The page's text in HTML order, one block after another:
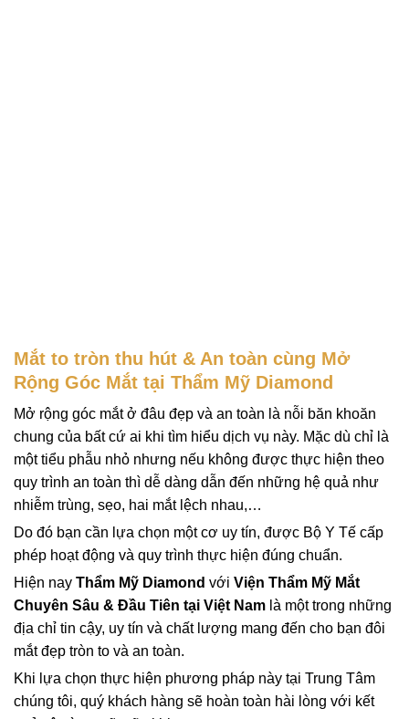
Mắt to tròn thu hút & An toàn cùng Mở
Rộng Góc Mắt tại Thẩm Mỹ Diamond
Mở rộng góc mắt ở đâu đẹp và an toàn là nỗi băn khoăn
chung của bất cứ ai khi tìm hiểu dịch vụ này. Mặc dù chỉ là
một tiểu phẫu nhỏ nhưng nếu không được thực hiện theo
quy trình an toàn thì dễ dàng dẫn đến những hệ quả như
nhiễm trùng, sẹo, hai mắt lệch nhau,…
Do đó bạn cần lựa chọn một cơ uy tín, được Bộ Y Tế cấp
phép hoạt động và quy trình thực hiện đúng chuẩn.
Hiện nay Thẩm Mỹ Diamond với Viện Thẩm Mỹ Mắt
Chuyên Sâu & Đầu Tiên tại Việt Nam là một trong những
địa chỉ tin cậy, uy tín và chất lượng mang đến cho bạn đôi
mắt đẹp tròn to và an toàn.
Khi lựa chọn thực hiện phương pháp này tại Trung Tâm
chúng tôi, quý khách hàng sẽ hoàn toàn hài lòng với kết